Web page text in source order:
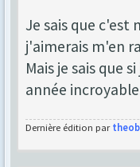
Je sais que c'est
j'aimerais m'en
Mais je sais que
année
Dernière édition par